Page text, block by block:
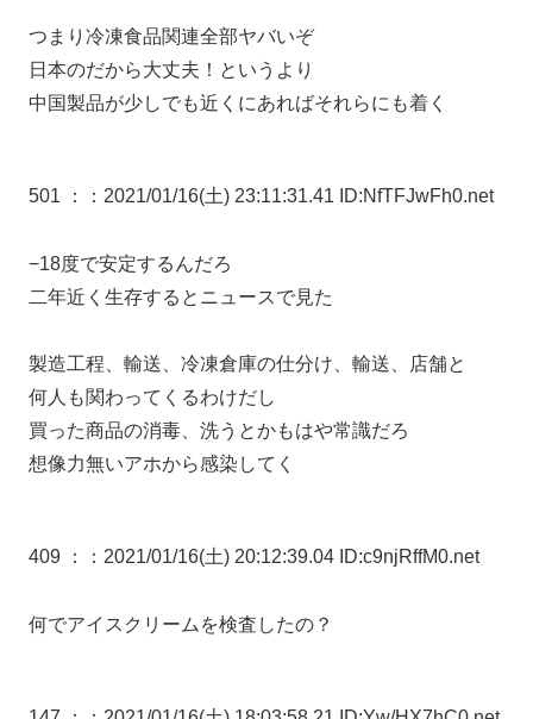
つまり冷凍食品関連全部ヤバいぞ
日本のだから大丈夫！というより
中国製品が少しでも近くにあればそれらにも着く
501 ： ：2021/01/16(土) 23:11:31.41 ID:NfTFJwFh0.net
−18度で安定するんだろ
二年近く生存するとニュースで見た
製造工程、輸送、冷凍倉庫の仕分け、輸送、店舗と
何人も関わってくるわけだし
買った商品の消毒、洗うとかもはや常識だろ
想像力無いアホから感染してく
409 ： ：2021/01/16(土) 20:12:39.04 ID:c9njRffM0.net
何でアイスクリームを検査したの？